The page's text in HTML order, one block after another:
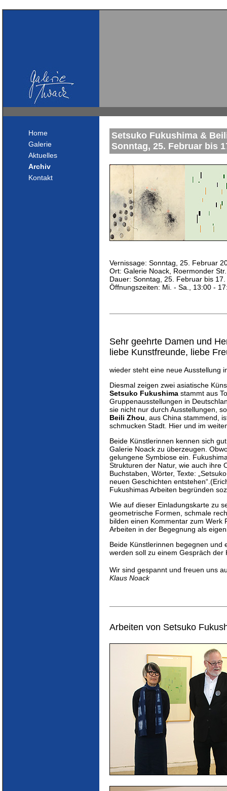
Home
Galerie
Aktuelles
Archiv
Kontakt
Setsuko Fukushima &
Sonntag, 25. Februar bis
Vernissage: Sonntag, 25. Februar
Ort: Galerie Noack, Roermonder
Dauer: Sonntag, 25. Februar bis
Öffnungszeiten: Mi. - Sa., 13:00 -
Sehr geehrte Damen und
liebe Kunstfreunde, liebe
wieder steht eine neue Ausstellung
Diesmal zeigen zwei asiatische
Setsuko Fukushima stammt aus
Gruppenausstellungen in
sie nicht nur durch Ausstellungen,
Beili Zhou , aus China stammend,
schmucken Stadt. Hier und im
Beide Künstlerinnen kennen sich
Galerie Noack zu überzeugen.
gelungene Symbiose ein.
Strukturen der Natur, wie auch ihre
Buchstaben, Wörter, Texte:
neuen Geschichten
Fukushimas Arbeiten begründen
Wie auf dieser Einladungskarte zu
geometrische Formen, schmale
bilden einen Kommentar zum Werk
Arbeiten in der Begegnung als
Beide Künstlerinnen begegnen
werden soll zu einem Gespräch der
Wir sind gespannt und freuen uns
Klaus Noack
Arbeiten von Setsuko